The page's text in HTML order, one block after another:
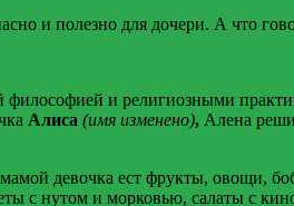
и полезно для дочери. А что
философией и религиозными
Алиса (имя изменено), Алена
девочка ест фрукты, овощи,
с нутом и морковью, салаты с